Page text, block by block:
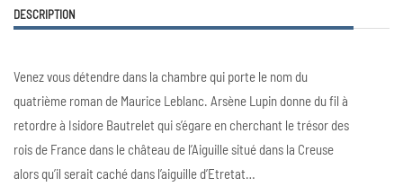
DESCRIPTION
Venez vous détendre dans la chambre qui porte le nom du
quatrième roman de Maurice Leblanc. Arsène Lupin donne du fil à
retordre à Isidore Bautrelet qui s’égare en cherchant le trésor des
rois de France dans le château de l’Aiguille situé dans la Creuse
alors qu’il serait caché dans l’aiguille d’Etretat…